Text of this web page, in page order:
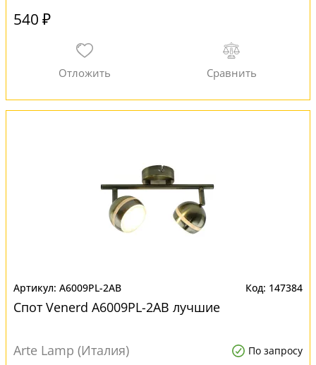
540 ₽
A6009PL-2AB 147384
Спот Venerd A6009PL-2AB лучшие
Arte Lamp (Италия) По запросу